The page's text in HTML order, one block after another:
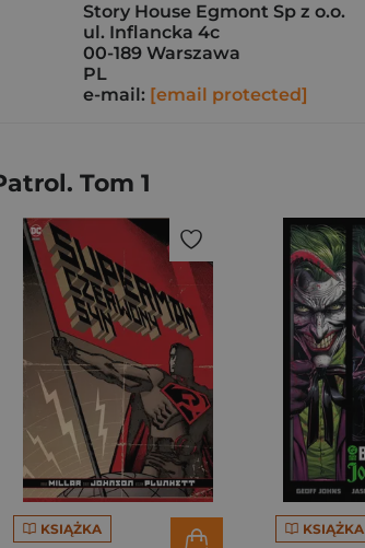
Story House Egmont Sp z o.o.
ul. Inflancka 4c
00-189 Warszawa
PL
e-mail: [email protected]
Tom 1
KSIĄŻKA KSIĄŻKA